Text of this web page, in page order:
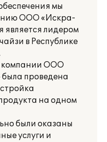
мы
ООО «Искра-
является лидером
в Республике
компании ООО
проведена
на одном
были оказаны
услуги и